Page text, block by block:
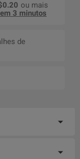
ou mais
3 minutos
de